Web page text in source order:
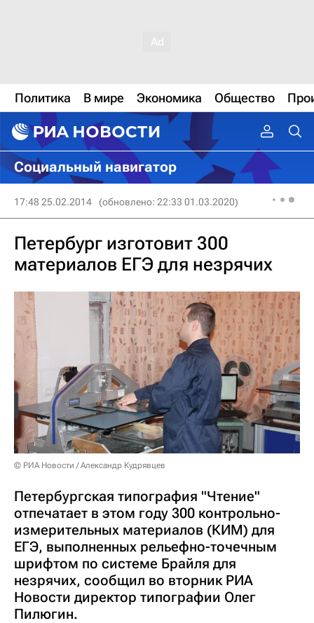
Политика В мире Экономика Общество
Социальный навигатор
17:48 25.02.2014 (обновлено: 22:33 01.03.2020)
Петербург изготовит 300
материалов ЕГЭ для незрячих
© РИА Новости / Александр Кудрявцев
Петербургская типография "Чтение"
отпечатает в этом году 300 контрольно-
измерительных материалов (КИМ) для
ЕГЭ, выполненных рельефно-точечным
шрифтом по системе Брайля для
незрячих, сообщил во вторник РИА
Новости директор типографии Олег
Пилюгин.